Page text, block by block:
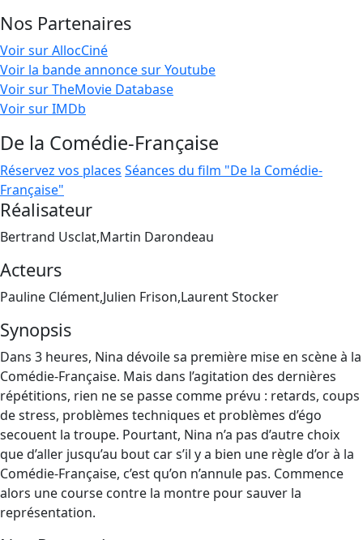
Nos Partenaires
Voir sur AllocCiné
Voir la bande annonce sur Youtube
Voir sur TheMovie Database
Voir sur IMDb
De la Comédie-Française
Réservez vos places Séances du film "De la Comédie-
Française"
Réalisateur
Bertrand Usclat,Martin Darondeau
Acteurs
Pauline Clément,Julien Frison,Laurent Stocker
Synopsis
Dans 3 heures, Nina dévoile sa première mise en scène à la
Comédie-Française. Mais dans l’agitation des dernières
répétitions, rien ne se passe comme prévu : retards, coups
de stress, problèmes techniques et problèmes d’égo
secouent la troupe. Pourtant, Nina n’a pas d’autre choix
que d’aller jusqu’au bout car s’il y a bien une règle d’or à la
Comédie-Française, c’est qu’on n’annule pas. Commence
alors une course contre la montre pour sauver la
représentation.